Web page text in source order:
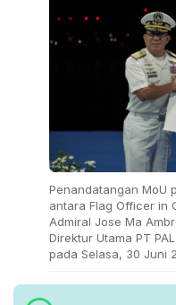
Penandatangan MoU
antara Flag Officer in
Admiral Jose Ma
Direktur Utama PT
pada Selasa, 30 Juni